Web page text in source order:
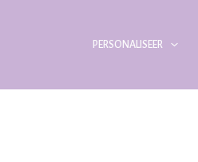
PERSONALISEER